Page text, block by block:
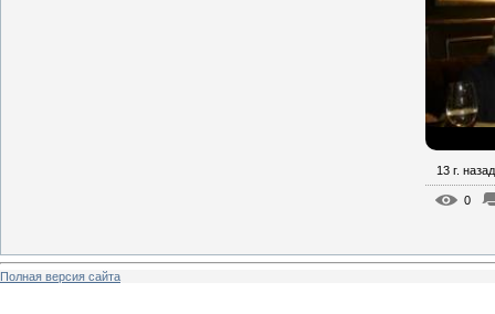
13 г. назад
0
Полная версия сайта